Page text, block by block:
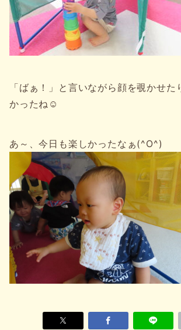
「ばぁ！」と言いながら顔を覗かせた
かったね☺
あ～、今日も楽しかったなぁ(^O^)